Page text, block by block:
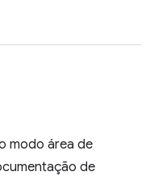
modo área de
de